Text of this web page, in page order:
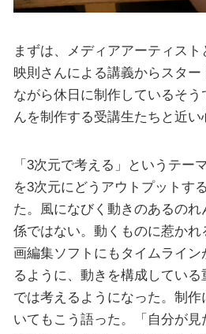
まずは、メディアアーティス
映則さんによる講義からスター
ながら休日に制作しているそ
んを制作する受講生たちと近い
「3次元で考える」というテー
を3次元にどうアウトプットす
た。風になびく動きのあるの
係ではない。動くものに惹か
画編集ソフトにもタイムライ
るように、動きを構成してい
では考えるようになった。制
いてもこう語った。「自分が見